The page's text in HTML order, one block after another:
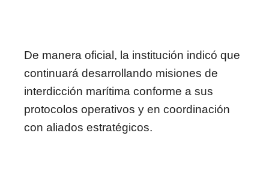
De manera oficial, la institución indicó que
continuará desarrollando misiones de
interdicción marítima conforme a sus
protocolos operativos y en coordinación
con aliados estratégicos.